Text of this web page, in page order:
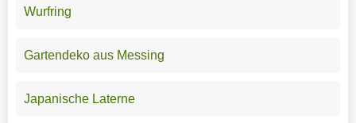
Wurfring
Gartendeko aus Messing
Japanische Laterne